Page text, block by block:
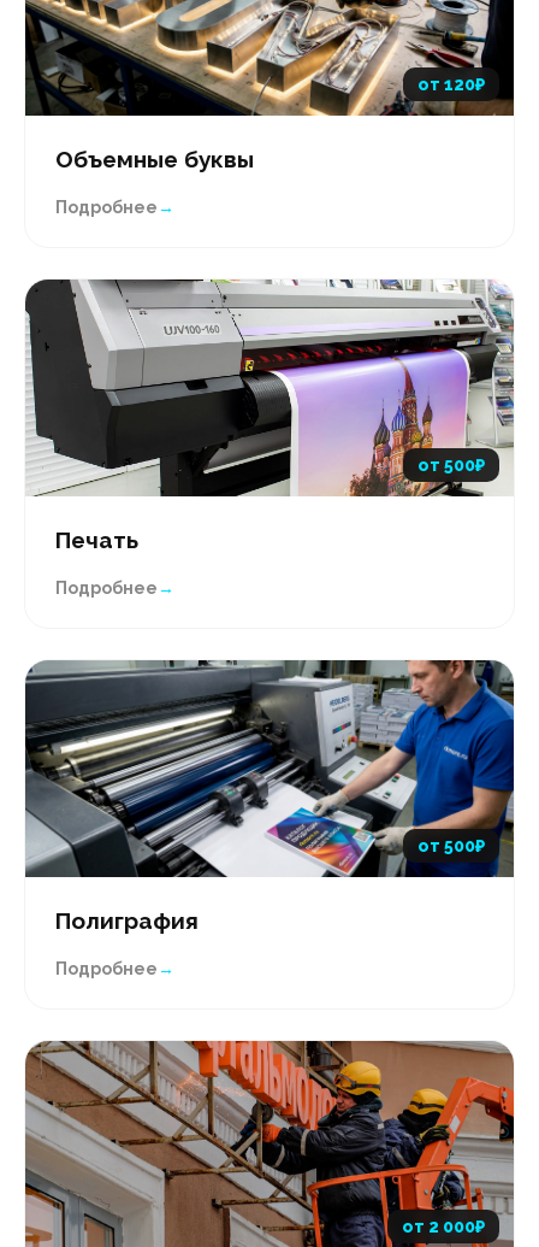
от 120₽
Объемные буквы
Подробнее→
от 500₽
Печать
Подробнее→
от 500₽
Полиграфия
Подробнее→
от 2 000₽